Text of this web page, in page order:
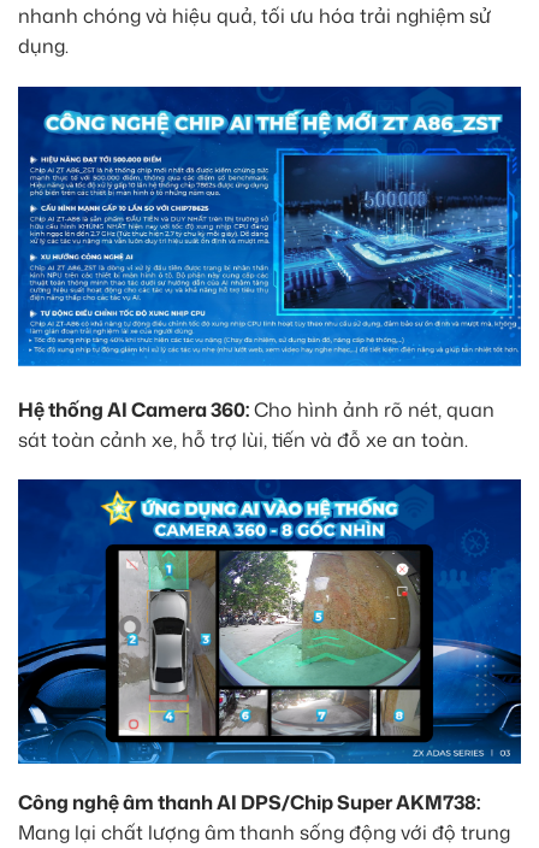
nhanh chóng và hiệu quả, tối ưu hóa trải nghiệm sử
dụng.
Hệ thống AI Camera 360:Cho hình ảnh rõ nét, quan
sát toàn cảnh xe, hỗ trợ lùi, tiến và đỗ xe an toàn.
Công nghệ âm thanh AI DPS/Chip Super AKM738:
Mang lại chất lượng âm thanh sống động với độ trung